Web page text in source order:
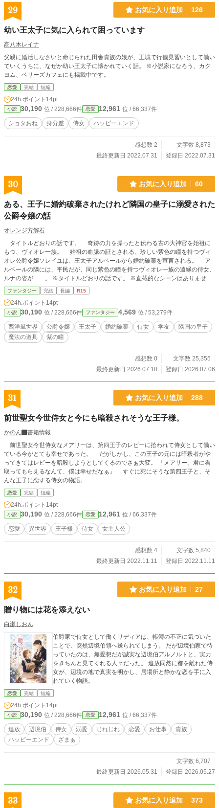
のよい姉妹でいましょうね」 「もちろんです、お姉様」 ――
あなたがすべてを失う、その日まで。
29 お気に入り追加 126
幼い王太子に気に入られて困っています
高八木レイナ
父親に婚活しなさいと命じられた田舎貴族の娘が、王城で行儀見習いとして働い
ていくうちに、なぜか幼い王太子に懐かれていく話。 ※小説家になろう、カク
ヨム、ベリーズカフェにも掲載中です。
恋愛 完結 短編
24h.ポイント 14pt
小説 30,190 位 / 228,666件 恋愛 12,961 位 / 66,337件
ショタおね 身分差 侍女 ハッピーエンド
感想数 2
文字数 8,873
最終更新日 2022.07.31
登録日 2022.07.31
30 お気に入り追加 60
ある、王子に婚約破棄されたけれど隣国の皇子に溺愛された
公爵令嬢の話
オレンジ方解石
タイトルどおりの話です。 奇跡の力を操ったと伝わる古の大神官を始祖に
もつ、ヴィオレ一族。 始祖の血脈の証とされる、珍しい紫色の瞳を持つヴィ
オレ公爵令嬢ソレイユは、王太子アルベールから婚約破棄を宣言される。 ア
ルベールの隣には、平民だが、同じ紫色の瞳を持つヴィオレ一族の遠縁の侍女、
ルナの姿が……。 ※タイトルどおりの話です。 ※直截的なシーンはありません
が、匂わす台詞が多々あるので、R15に設定しています。苦手な方は、ご注意く
ださい。
ファンタジー 完結 長編 R15
24h.ポイント 14pt
小説 30,190 位 / 228,666件 ファンタジー 4,569 位 / 53,279件
西洋風世界 公爵令嬢 王太子 婚約破棄 侍女 学友
隣国の皇子
魔法の道具
紫の瞳
感想数 0
文字数 25,355
最終更新日 2026.07.10
登録日 2026.07.06
31 お気に入り追加 288
前世聖女今世侍女と今にも暗殺されそうな王子様。
かのん
書籍情報
前世聖女今世侍女なメアリーは、第四王子のレビーに拾われて侍女として働い
ている今がとても幸せであった。 だがしかし、この王子の元には暗殺者がや
ってきてはレビーを暗殺しようとしてくるのでさぁ大変。 「メアリー。君に看
取ってもらえるなんて、僕は幸せだなぁ」 すぐに死にそうな第四王子と、そ
んな王子に恋する侍女の物語。
恋愛 完結 短編
24h.ポイント 14pt
小説 30,190 位 / 228,666件 恋愛 12,961 位 / 66,337件
恋愛 異世界 王子様 侍女 女主人公
感想数 4
文字数 5,840
最終更新日 2022.11.11
登録日 2022.11.11
32 お気に入り追加 27
贈り物には花を添えない
白瀬しおん
伯爵家で侍女として働くリディアは、帳簿の不正に気づいた
ことで、突然辺境伯領へ送られてしまう。 だが辺境伯家で待
っていたのは、無愛想だが誠実な辺境伯アルノルトと、実力
をきちんと見てくれる人々だった。 追放同然に都を離れた侍
女が、辺境の地で真実を明かし、居場所と静かな恋を手に入
れていく物語。
恋愛 完結 短編
24h.ポイント 14pt
小説 30,190 位 / 228,666件 恋愛 12,961 位 / 66,337件
追放 辺境伯 侍女 溺愛 じれじれ 恋愛 お仕事
貴族
ハッピーエンド
ざまぁ
文字数 6,707
最終更新日 2026.05.31
登録日 2026.05.27
33 お気に入り追加 373